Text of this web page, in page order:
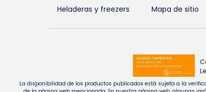
Heladeras y freezers
Mapa de sitio
La disponibilidad de los productos publicados está sujeta a la